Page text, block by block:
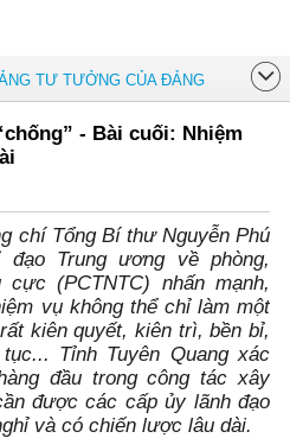
TƯ TƯỞNG CỦA ĐẢNG
- Bài cuối: Nhiệm
chí Tổng Bí thư Nguyễn Phú
đạo Trung ương về phòng,
(PCTNTC) nhấn mạnh,
vụ không thể chỉ làm một
kiên quyết, kiên trì, bền bỉ,
Tỉnh Tuyên Quang xác
đầu trong công tác xây
được các cấp ủy lãnh đạo
và có chiến lược lâu dài.